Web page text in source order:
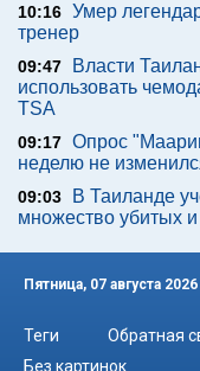
10:16 Умер
тренер
09:47
Власти
использовать
TSA
09:17 Опрос
неделю не
09:03
В Таиланде
множество убитых
Пятница, 07 августа 2026
Теги Обратная
Без картинок